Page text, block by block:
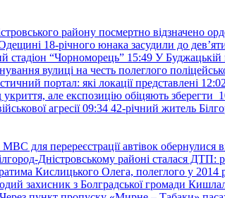
району посмертно відзначено
18-річного юнака засудили до
стадіон “Чорноморець” 15:49 У Буджацькій
вулиці на честь полеглого
портал: які локації представлені 12:02
але експозицію обіцяють зберегти
агресії 09:34 42-річний житель
для перереєстрації автівок обернулися
Дністровському районі сталася ДТП:
Кислицького Олега, полеглого у 2014
захисник з Болградської громади